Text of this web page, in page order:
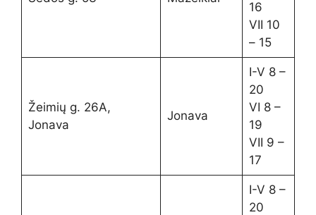
16
VII 10
– 15
Žeimių g. 26A,
Jonava
Jonava
I-V 8 –
20
VI 8 –
19
VII 9 –
17
I-V 8 –
20